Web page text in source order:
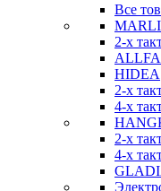
Все
2-х
ALLFA
HIDEA
2-х
4-х
2-х
4-х